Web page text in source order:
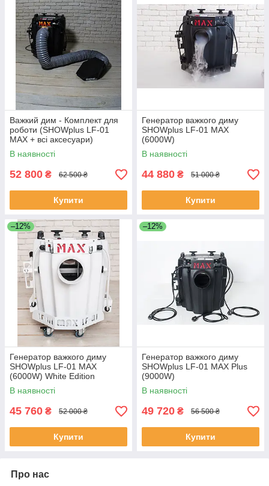
Важкий дим - Комплект для
роботи (SHOWplus LF-01
MAX + всі аксесуари)
В наявності
52 800 ₴ 62 500 ₴
Купити
Генератор важкого диму
SHOWplus LF-01 MAX
(6000W)
В наявності
44 880 ₴ 51 000 ₴
Купити
–12%
Генератор важкого диму
SHOWplus LF-01 MAX
(6000W) White Edition
В наявності
45 760 ₴ 52 000 ₴
Купити
–12%
Генератор важкого диму
SHOWplus LF-01 MAX Plus
(9000W)
В наявності
49 720 ₴ 56 500 ₴
Купити
Про нас